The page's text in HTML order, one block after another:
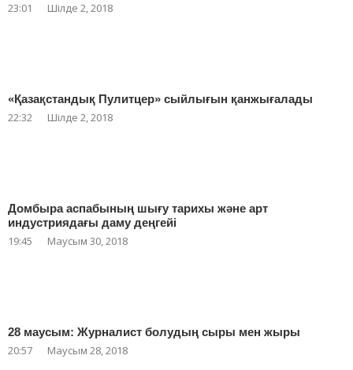
23:01 Шілде 2, 2018
«Қазақстандық Пулитцер» сыйлығын қанжығалады
22:32 Шілде 2, 2018
Домбыра аспабының шығу тарихы және арт
индустриядағы даму деңгейі
19:45 Маусым 30, 2018
28 маусым: Журналист болудың сыры мен жыры
20:57 Маусым 28, 2018